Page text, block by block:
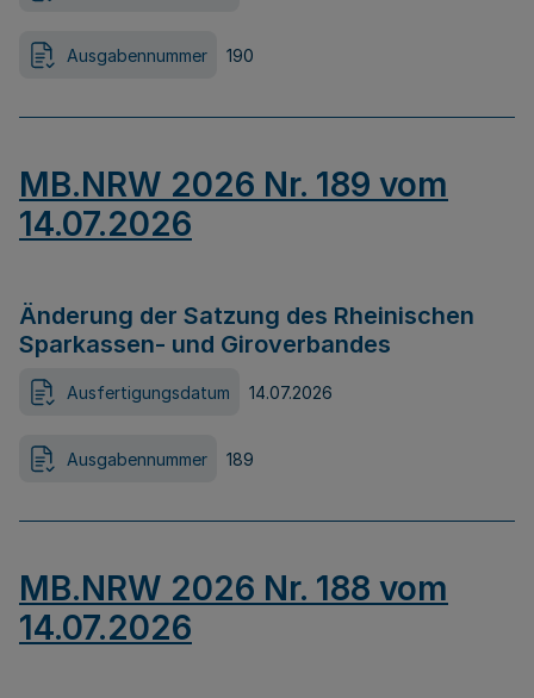
Ausgabennummer 190
MB.NRW 2026 Nr. 189 vom
14.07.2026
Änderung der Satzung des Rheinischen
Sparkassen- und Giroverbandes
Ausfertigungsdatum 14.07.2026
Ausgabennummer 189
MB.NRW 2026 Nr. 188 vom
14.07.2026